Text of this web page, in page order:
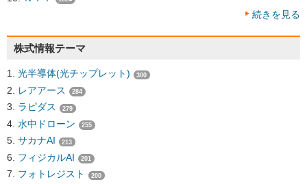
続きを見る
株式情報テーマ
光半導体(光チップレット) 300
レアアース 284
ラピダス 279
水中ドローン 255
サカナAI 213
フィジカルAI 201
フォトレジスト 200